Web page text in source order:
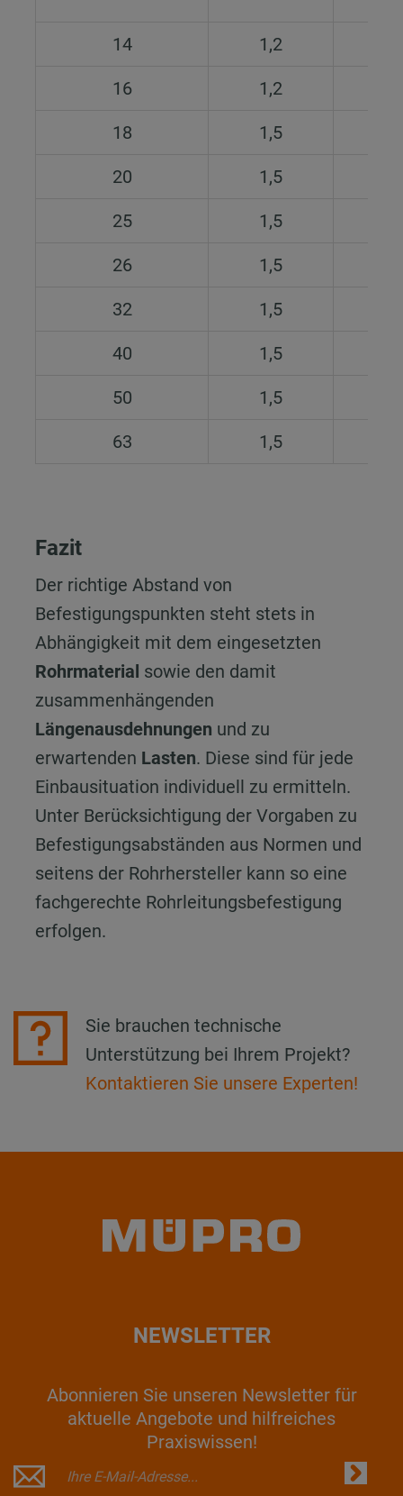
14 1,2
16 1,2
18 1,5
20 1,5
25 1,5
26 1,5
32 1,5
40 1,5
50 1,5
63 1,5
Fazit
Der richtige Abstand von
Befestigungspunkten steht stets in
Abhängigkeit mit dem eingesetzten
Rohrmaterial sowie den damit
zusammenhängenden
Längenausdehnungen und zu
erwartenden Lasten. Diese sind für jede
Einbausituation individuell zu ermitteln.
Unter Berücksichtigung der Vorgaben zu
Befestigungsabständen aus Normen und
seitens der Rohrhersteller kann so eine
fachgerechte Rohrleitungsbefestigung
erfolgen.
Sie brauchen technische
Unterstützung bei Ihrem Projekt?
Kontaktieren Sie unsere Experten!
NEWSLETTER
Abonnieren Sie unseren Newsletter für
aktuelle Angebote und hilfreiches
Praxiswissen!